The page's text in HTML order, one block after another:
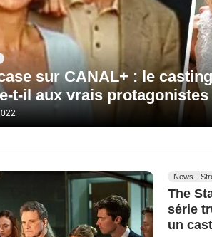
sur CANAL+ : le
t-il aux vrais protagonistes
News -
The
série
un